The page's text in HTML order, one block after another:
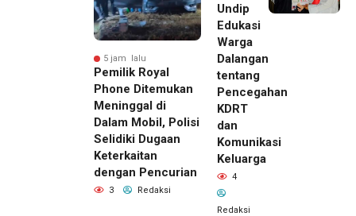
5 jam lalu
Pemilik Royal
Phone Ditemukan
Meninggal di
Dalam Mobil, Polisi
Selidiki Dugaan
Keterkaitan
dengan Pencurian
3 Redaksi
Undip
Edukasi
Warga
Dalangan
tentang
Pencegahan
KDRT
dan
Komunikasi
Keluarga
4
Redaksi